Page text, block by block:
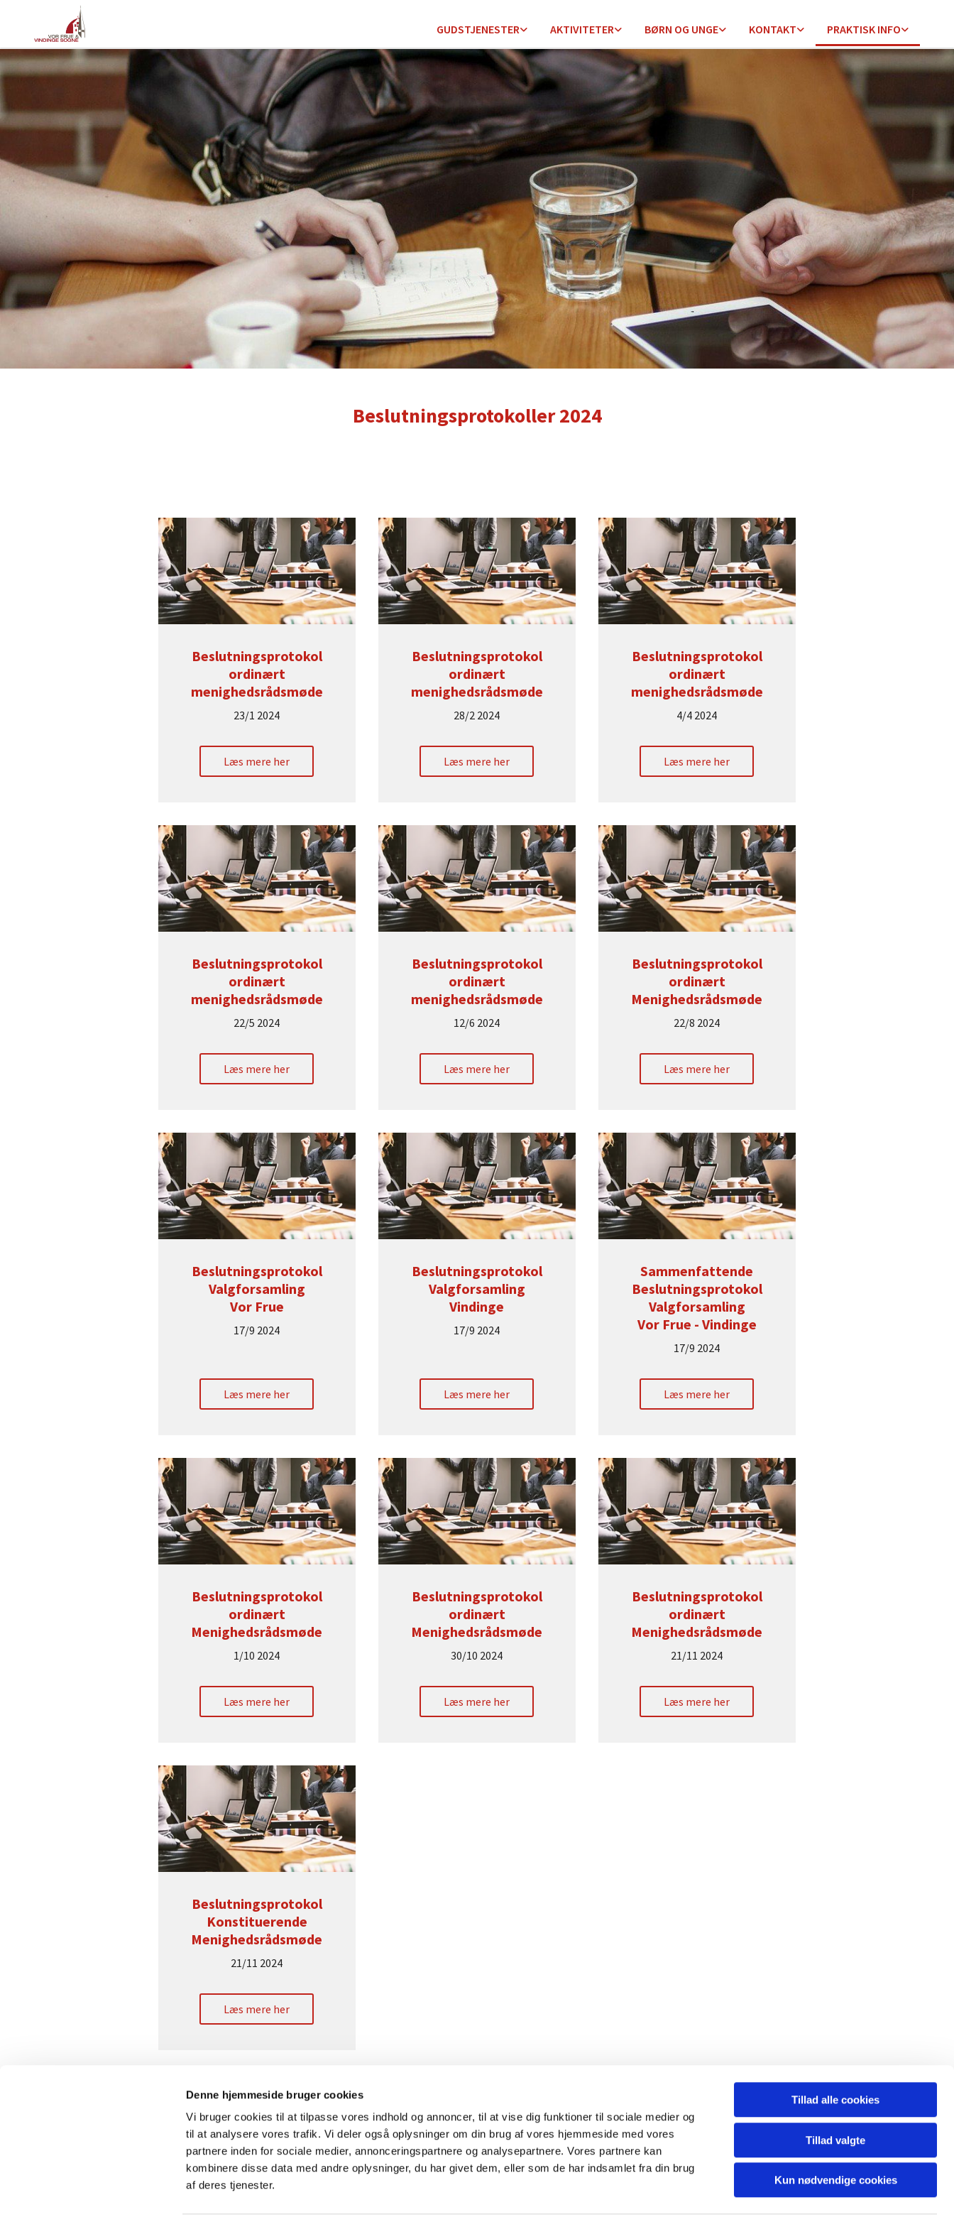
Denne hjemmeside bruger cookies
Vi bruger cookies til at tilpasse vores indhold og annoncer, til at vise dig funktioner til sociale medier og
til at analysere vores trafik. Vi deler også oplysninger om din brug af vores hjemmeside med vores
partnere inden for sociale medier, annonceringspartnere og analysepartnere. Vores partnere kan
kombinere disse data med andre oplysninger, du har givet dem, eller som de har indsamlet fra din brug
af deres tjenester.
Tillad alle cookies
Tillad valgte
Kun nødvendige cookies
GUDSTJENESTER AKTIVITETER BØRN OG UNGE KONTAKT PRAKTISK INFO
Beslutningsprotokoller 2024
Beslutningsprotokol
ordinært
menighedsrådsmøde
23/1 2024
Læs mere her
Beslutningsprotokol
ordinært
menighedsrådsmøde
28/2 2024
Læs mere her
Beslutningsprotokol
ordinært
menighedsrådsmøde
4/4 2024
Læs mere her
Beslutningsprotokol
ordinært
menighedsrådsmøde
22/5 2024
Læs mere her
Beslutningsprotokol
ordinært
menighedsrådsmøde
12/6 2024
Læs mere her
Beslutningsprotokol
ordinært
Menighedsrådsmøde
22/8 2024
Læs mere her
Beslutningsprotokol
Valgforsamling
Vor Frue
17/9 2024
Læs mere her
Beslutningsprotokol
Valgforsamling
Vindinge
17/9 2024
Læs mere her
Sammenfattende
Beslutningsprotokol
Valgforsamling
Vor Frue - Vindinge
17/9 2024
Læs mere her
Beslutningsprotokol
ordinært
Menighedsrådsmøde
1/10 2024
Læs mere her
Beslutningsprotokol
ordinært
Menighedsrådsmøde
30/10 2024
Læs mere her
Beslutningsprotokol
ordinært
Menighedsrådsmøde
21/11 2024
Læs mere her
Beslutningsprotokol
Konstituerende
Menighedsrådsmøde
21/11 2024
Læs mere her
· Tingvej 12, Vindinge, 4000 Roskilde
Tlf.: 21 13 37 07
vindinge.sognroskilde@km.dk
Kontakt Tilgængelighedserklæring